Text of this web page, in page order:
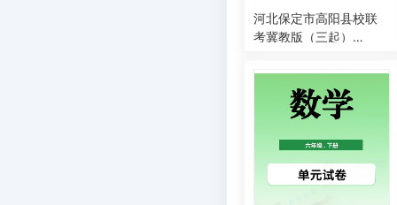
河北保定市高阳县校联
考冀教版（三起）
年第二学期小学英语六
年级下册期中测试卷